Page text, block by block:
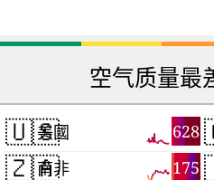
空气质量最
🇺🇸 628
美國
🇿🇦 175
南非